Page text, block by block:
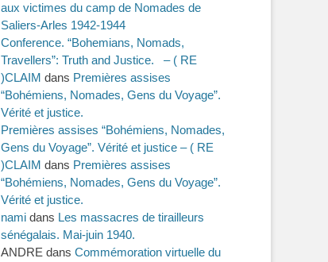
aux victimes du camp de Nomades de
Saliers-Arles 1942-1944
Conference. “Bohemians, Nomads,
Travellers”: Truth and Justice. – ( RE
)CLAIM dans Premières assises
“Bohémiens, Nomades, Gens du Voyage”.
Vérité et justice.
Premières assises “Bohémiens, Nomades,
Gens du Voyage”. Vérité et justice – ( RE
)CLAIM dans Premières assises
“Bohémiens, Nomades, Gens du Voyage”.
Vérité et justice.
nami dans Les massacres de tirailleurs
sénégalais. Mai-juin 1940.
ANDRE dans Commémoration virtuelle du